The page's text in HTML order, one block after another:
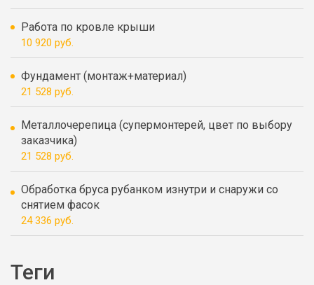
Работа по кровле крыши
10 920 руб.
Фундамент (монтаж+материал)
21 528 руб.
Металлочерепица (супермонтерей, цвет по выбору
заказчика)
21 528 руб.
Обработка бруса рубанком изнутри и снаружи со
снятием фасок
24 336 руб.
Теги